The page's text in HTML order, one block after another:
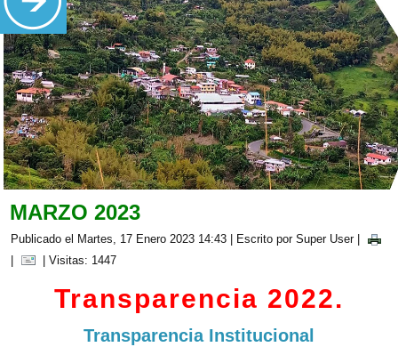
MARZO 2023
Publicado el Martes, 17 Enero 2023 14:43 Escrito por Super User|
|
| Visitas: 1447
Transparencia 2022.
Transparencia Institucional